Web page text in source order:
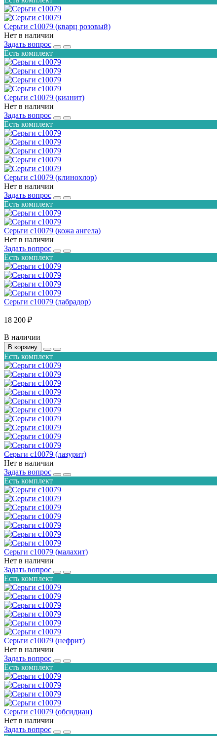
Серьги с10079 (кварц розовый)
Нет в наличии
Задать вопрос
Есть комплект
Серьги с10079 (кианит)
Нет в наличии
Задать вопрос
Есть комплект
Серьги с10079 (клинохлор)
Нет в наличии
Задать вопрос
Есть комплект
Серьги с10079 (кожа ангела)
Нет в наличии
Задать вопрос
Есть комплект
Серьги с10079 (лабрадор)
18 200 ₽
В наличии
В корзину
Есть комплект
Серьги с10079 (лазурит)
Нет в наличии
Задать вопрос
Есть комплект
Серьги с10079 (малахит)
Нет в наличии
Задать вопрос
Есть комплект
Серьги с10079 (нефрит)
Нет в наличии
Задать вопрос
Есть комплект
Серьги с10079 (обсидиан)
Нет в наличии
Задать вопрос